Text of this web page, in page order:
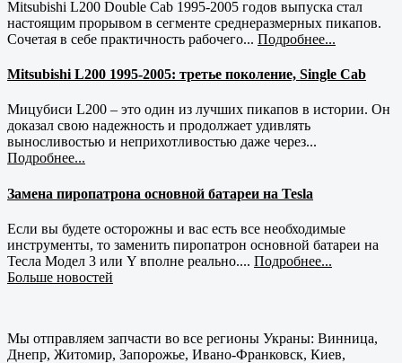
Mitsubishi L200 Double Cab 1995-2005 годов выпуска стал
настоящим прорывом в сегменте среднеразмерных пикапов.
Сочетая в себе практичность рабочего... Подробнее...
Mitsubishi L200 1995-2005: третье поколение, Single Cab
Мицубиси L200 – это один из лучших пикапов в истории. Он
доказал свою надежность и продолжает удивлять
выносливостью и неприхотливостью даже через...
Подробнее...
Замена пиропатрона основной батареи на Tesla
Если вы будете осторожны и вас есть все необходимые
инструменты, то заменить пиропатрон основной батареи на
Тесла Модел 3 или Y вполне реально.... Подробнее...
Больше новостей
Мы отправляем запчасти во все регионы Украны: Винница,
Днепр, Житомир, Запорожье, Ивано-Франковск, Киев,